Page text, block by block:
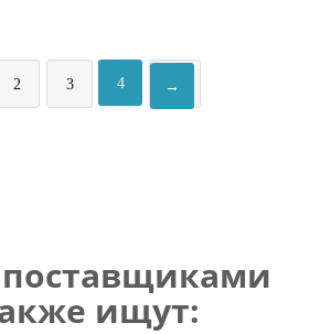
2 3 4 →
поставщиками
ищут: